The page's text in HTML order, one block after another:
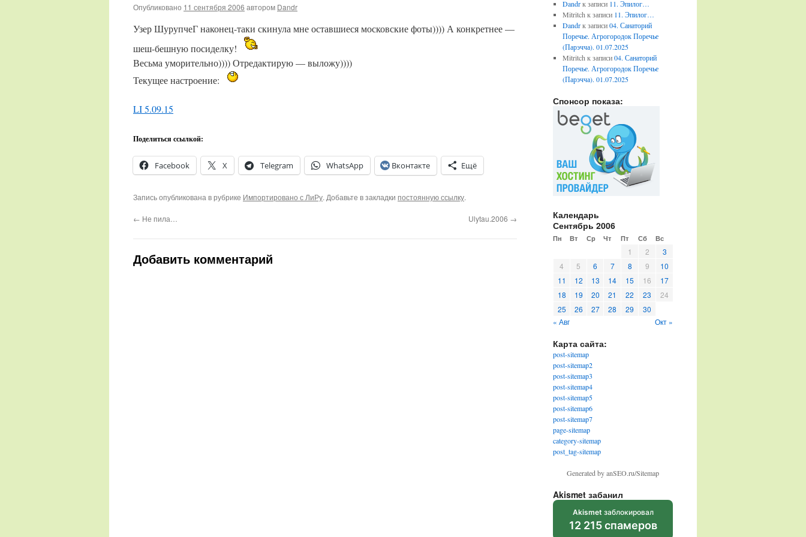
Опубликовано 11 сентября 2006 автором Dandr
Узер ШурупчеГ наконец-таки скинула мне оставшиеся московские фоты)))) А конкретнее —
шеш-бешную посиделку!
Весьма уморительно)))) Отредактирую — выложу))))
Текущее настроение:
LI 5.09.15
Поделиться ссылкой:
Facebook X Telegram WhatsApp Вконтакте Ещё
Запись опубликована в рубрике Импортировано с ЛиРу. Добавьте в закладки постоянную ссылку.
← Не пила… Ulytau.2006 →
Добавить комментарий
Dandrк записи 11. Эпилог…
Mitritch к записи 11. Эпилог…
Dandrк записи04. Санаторий
Поречье. Агрогородок Поречье
(Парэчча). 01.07.2025
Mitritch к записи04. Санаторий
Поречье. Агрогородок Поречье
(Парэчча). 01.07.2025
Спонсор показа:
Календарь
Сентябрь 2006
Пн Вт Ср Чт Пт Сб Вс
1 2
3
4
5 6 7 8 9
10
11
12 13 14 15 16
17
18
19 20 21 22 23
24
25
26 27 28 29
30
« Авг
Окт »
Карта сайта:
post-sitemap
post-sitemap2
post-sitemap3
post-sitemap4
post-sitemap5
post-sitemap6
post-sitemap7
page-sitemap
category-sitemap
post_tag-sitemap
Generated by anSEO.ru/Sitemap
Akismet забанил
Akismet заблокировал
12 215 спамеров